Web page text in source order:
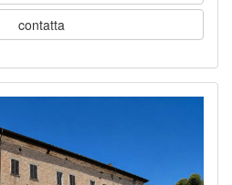
contatta